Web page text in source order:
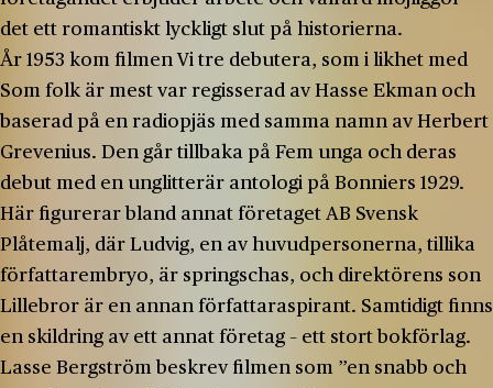
det ett romantiskt lyckligt slut på historierna.
År 1953 kom filmen Vi tre debutera, som i likhet med
Som folk är mest var regisserad av Hasse Ekman och
baserad på en radiopjäs med samma namn av Herbert
Grevenius. Den går tillbaka på Fem unga och deras
debut med en unglitterär antologi på Bonniers 1929.
Här figurerar bland annat företaget AB Svensk
Plåtemalj, där Ludvig, en av huvudpersonerna, tillika
författarembryo, är springschas, och direktörens son
Lillebror är en annan författaraspirant. Samtidigt finns
en skildring av ett annat företag – ett stort bokförlag.
Lasse Bergström beskrev filmen som ”en snabb och